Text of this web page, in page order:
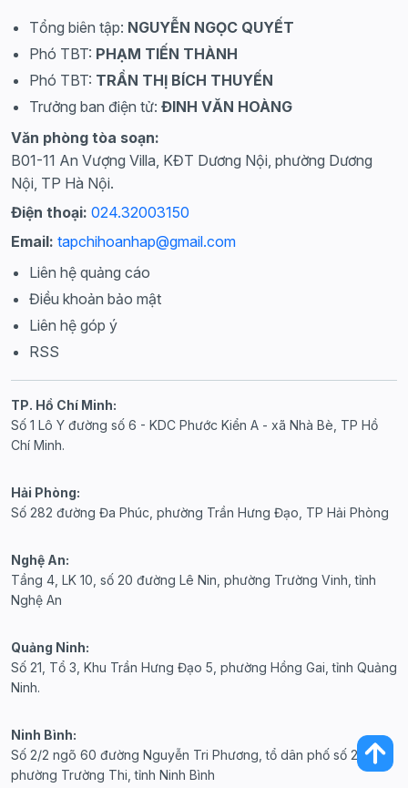
Tổng biên tập: NGUYỄN NGỌC QUYẾT
Phó TBT: PHẠM TIẾN THÀNH
Phó TBT: TRẦN THỊ BÍCH THUYẾN
Trưởng ban điện tử: ĐINH VĂN HOÀNG
Văn phòng tòa soạn:
B01-11 An Vượng Villa, KĐT Dương Nội, phường Dương
Nội, TP Hà Nội.
Điện thoại: 024.32003150
Email: tapchihoanhap@gmail.com
Liên hệ quảng cáo
Điều khoản bảo mật
Liên hệ góp ý
RSS
TP. Hồ Chí Minh:
Số 1 Lô Y đường số 6 - KDC Phước Kiển A - xã Nhà Bè, TP Hồ
Chí Minh.
Hải Phòng:
Số 282 đường Đa Phúc, phường Trần Hưng Đạo, TP Hải Phòng
Nghệ An:
Tầng 4, LK 10, số 20 đường Lê Nin, phường Trường Vinh, tỉnh
Nghệ An
Quảng Ninh:
Số 21, Tổ 3, Khu Trần Hưng Đạo 5, phường Hồng Gai, tỉnh Quảng
Ninh.
Ninh Bình:
Số 2/2 ngõ 60 đường Nguyễn Tri Phương, tổ dân phố số 20,
phường Trường Thi, tỉnh Ninh Bình